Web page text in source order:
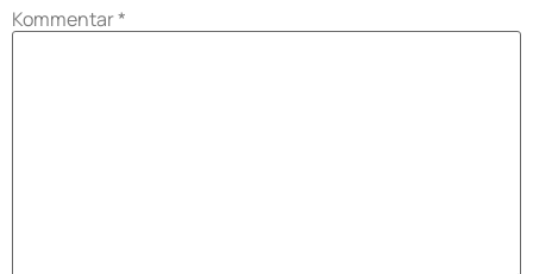
Kommentar*